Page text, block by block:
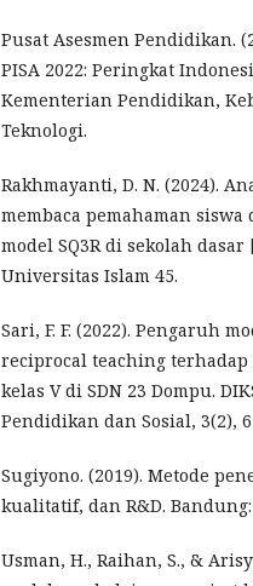
Pusat Asesmen Pendidikan.
PISA 2022: Peringkat
Kementerian Pendidikan,
Teknologi.
Rakhmayanti, D. N. (2024).
membaca pemahaman
model SQ3R di sekolah
Universitas Islam 45.
Sari, F. F. (2022). Pengaruh
reciprocal teaching
kelas V di SDN 23 Dompu.
Pendidikan dan Sosial, 3(2),
Sugiyono. (2019). Metode
kualitatif, dan R&D.
Usman, H., Raihan, S., &